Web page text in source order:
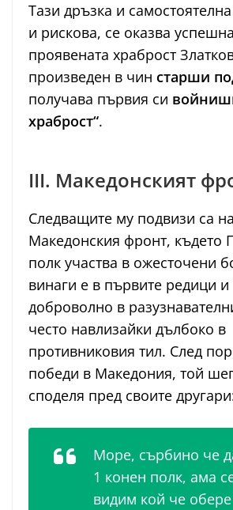
Тази дръзка и
и рискова, се оказва
проявената храброст
произведен в чин старши
получава първия си
храброст“.
III. Македонският
Следващите му подвизи са на
Македонския фронт, където
полк участва в ожесточени
винаги е в първите редици
доброволно в
често навлизайки дълбоко в
противниковия тил. След
победи в Македония, той
споделя пред своите
Море, сърбино че
1 конен полк, ама
видим кой че обере